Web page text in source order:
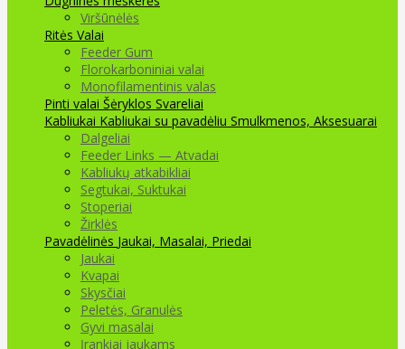
Viršūnėlės
Ritės Valai
Feeder Gum
Florokarboniniai valai
Monofilamentinis valas
Pinti valai Šėryklos Svareliai
Kabliukai Kabliukai su pavadėliu Smulkmenos, Aksesuarai
Dalgeliai
Feeder Links — Atvadai
Kabliukų atkabikliai
Segtukai, Suktukai
Stoperiai
Žirklės
Pavadėlinės Jaukai, Masalai, Priedai
Jaukai
Kvapai
Skysčiai
Peletės, Granulės
Gyvi masalai
Įrankiai jaukams